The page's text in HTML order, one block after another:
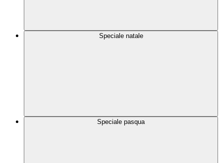
Speciale natale
Speciale pasqua